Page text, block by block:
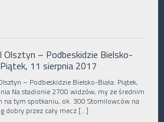
Olsztyn – Podbeskidzie Bielsko-
Piątek, 11 sierpnia 2017
– Podbeskidzie Bielsko-Biała: Piątek,
Na stadionie 2700 widzów, my ze średnim
na tym spotkaniu, ok. 300 Stomilowców na
dobry przez cały mecz […]